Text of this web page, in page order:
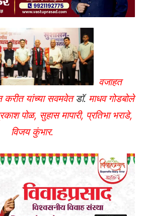
वजाहत
करीत यांच्या सवमवेतडॉ. माधव गोडबोले
पोळ, सुहास मापारी, प्रतिभा भराडे,
विजय कुंभार.